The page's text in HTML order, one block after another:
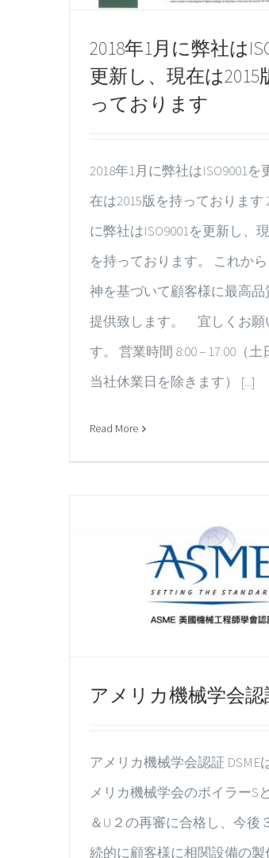
2018年1月に弊社は
更新し、現在は2015
っております
2018年1月に弊社はISO9001
在は2015版を持っております
に弊社はISO9001を更新し、
を持っております。 これか
神を基づいて顧客様に最高品
提供致します。 宜しくお願
す。 営業時間 8:00 – 17:00（土
当社休業日を除きます） [...]
Read More
アメリカ機械学会認
アメリカ機械学会認証 DSME
メリカ機械学会のボイラーS
＆U２の再審に合格し、今後
続的に顧客様に相関設備の製